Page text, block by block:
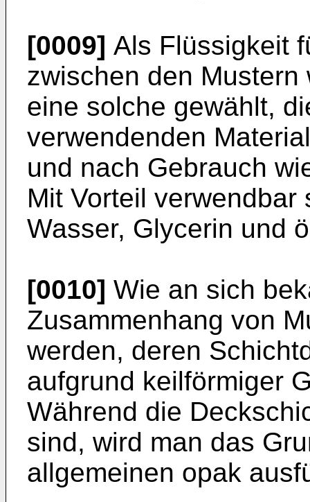
[0009] Als Flüssigkeit
zwischen den
eine solche gewählt,
verwendenden
und nach Gebrauch
Mit Vorteil
Wasser, Glycerin und
[0010] Wie an sich
Zusammenhang von
werden, deren
aufgrund keilförmiger
Während die
sind, wird man das
allgemeinen opak